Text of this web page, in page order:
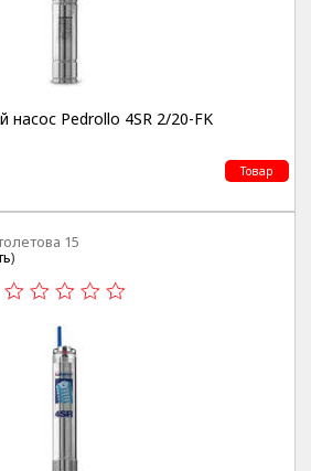
насос Pedrollo 4SR 2/20-FK
Товар
15
)